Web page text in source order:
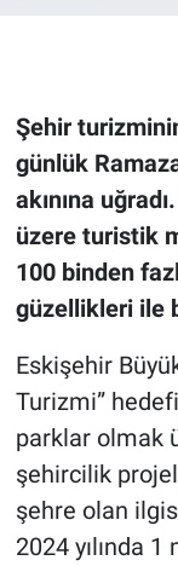
Şehir
günlük
akınına
üzere turistik
100 binden
güzellikleri ile
Eskişehir
Turizmi”
parklar olmak
şehircilik
şehre olan
2024 yılında